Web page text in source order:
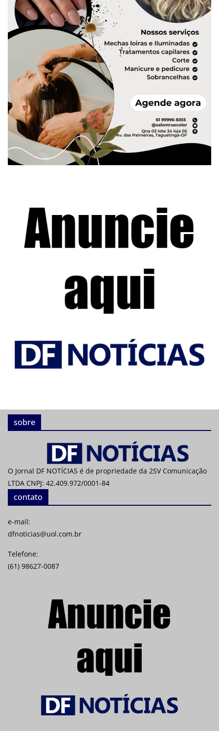
sobre
O Jornal DF NOTÍCIAS é de propriedade da 2SV Comunicação
LTDA CNPJ: 42.409.972/0001-84
contato
e-mail:
dfnoticias@uol.com.br
Telefone:
(61) 98627-0087